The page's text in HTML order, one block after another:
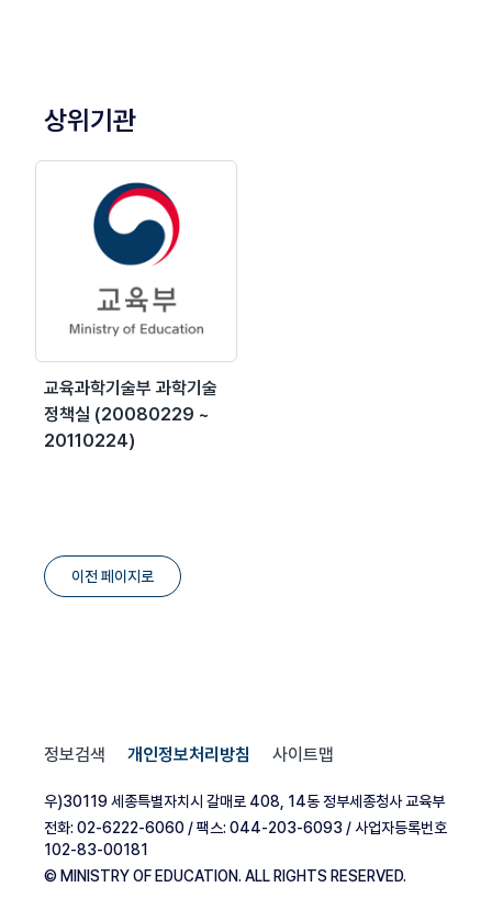
상위기관
교육과학기술부 과학기술
정책실 (20080229 ~
20110224)
이전 페이지로
정보검색 개인정보처리방침 사이트맵
우)30119 세종특별자치시 갈매로 408, 14동 정부세종청사 교육부
전화: 02-6222-6060 / 팩스: 044-203-6093 / 사업자등록번호
102-83-00181
© MINISTRY OF EDUCATION. ALL RIGHTS RESERVED.